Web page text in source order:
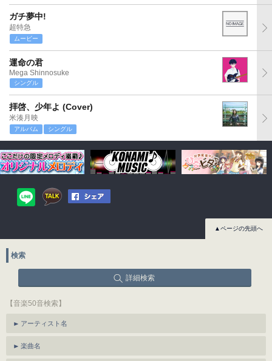
ガチ夢中!
超特急
ムービー
運命の君
Mega Shinnosuke
シングル
拝啓、少年よ (Cover)
米湊月映
アルバム シングル
▲ページの先頭へ
検索
詳細検索
【音楽50音検索】
アーティスト名
楽曲名